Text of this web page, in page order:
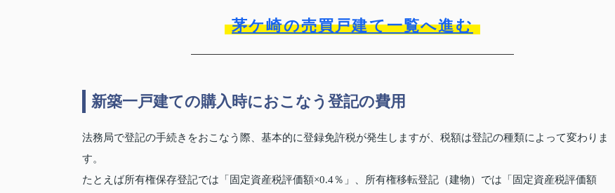
茅ケ崎の売買戸建て一覧へ進む
新築一戸建ての購入時におこなう登記の費用
法務局で登記の手続きをおこなう際、基本的に登録免許税が発生しますが、税額は登記の種類によって変わりま
す。
たとえば所有権保存登記では「固定資産税評価額×0.4％」、所有権移転登記（建物）では「固定資産税評価額